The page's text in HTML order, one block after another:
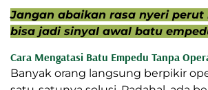
Jangan abaikan rasa nyeri perut
bisa jadi sinyal awal batu
Cara Mengatasi Batu Empedu Tanpa
Banyak orang langsung berpikir